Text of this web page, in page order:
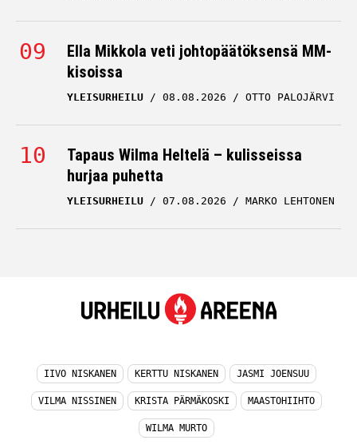
Ella Mikkola veti johtopäätöksensä MM-
kisoissa
YLEISURHEILU 08.08.2026 OTTO PALOJÄRVI
Tapaus Wilma Heltelä – kulisseissa
hurjaa puhetta
YLEISURHEILU 07.08.2026 MARKO LEHTONEN
IIVO NISKANEN KERTTU NISKANEN JASMI JOENSUU
VILMA NISSINEN KRISTA PÄRMÄKOSKI MAASTOHIIHTO
WILMA MURTO